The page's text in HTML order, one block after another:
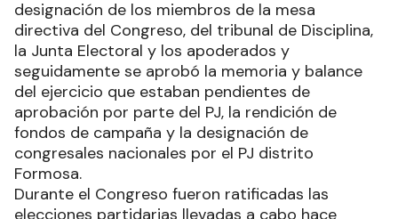
designación de los miembros de la mesa
directiva del Congreso, del tribunal de Disciplina,
la Junta Electoral y los apoderados y
seguidamente se aprobó la memoria y balance
del ejercicio que estaban pendientes de
aprobación por parte del PJ, la rendición de
fondos de campaña y la designación de
congresales nacionales por el PJ distrito
Formosa.
Durante el Congreso fueron ratificadas las
elecciones partidarias llevadas a cabo hace